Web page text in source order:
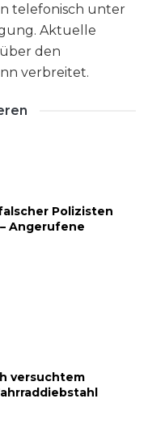
telefonisch unter
Aktuelle
den
verbreitet.
Polizisten
Angerufene
versuchtem